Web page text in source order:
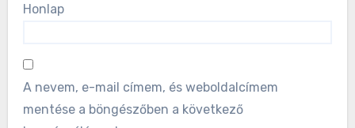
Honlap
A nevem, e-mail címem, és weboldalcímem
mentése a böngészőben a következő